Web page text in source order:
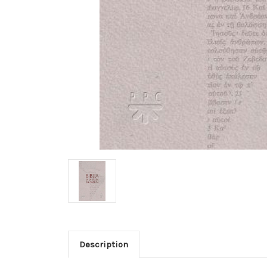
Description